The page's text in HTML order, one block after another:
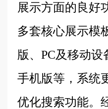
展示方面的良好
多套核心展示模
版、PC及移动
手机版等，系统
优化搜索功能。